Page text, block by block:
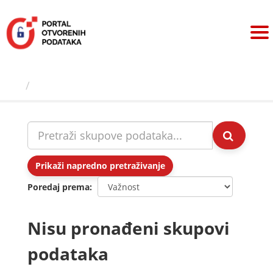
sadržaj
Prikaži napredno pretraživanje
Poredaj prema
Nisu pronađeni skupovi
podataka